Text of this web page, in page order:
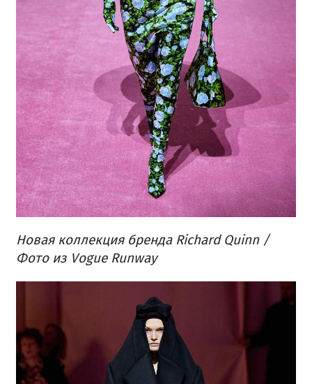
Новая коллекция бренда Richard Quinn /
Фото из Vogue Runway